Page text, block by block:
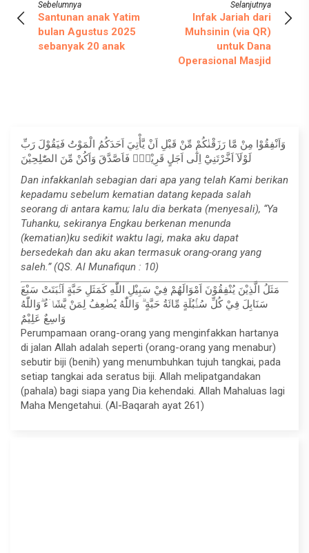
Sebelumnya
Santunan anak Yatim
bulan Agustus 2025
sebanyak 20 anak
Selanjutnya
Infak Jariah dari
Muhsinin (via QR)
untuk Dana
Operasional Masjid
وَاَنْفِقُوْا مِنْ مَّا رَزَقْنٰكُمْ مِّنْ قَبْلِ اَنْ يَّأْتِيَ اَحَدَكُمُ الْمَوْتُ فَيَقُوْلَ رَبِّ
لَوْلَآ اَخَّرْتَنِيْٓ اِلٰٓى اَجَلٍ قَرِيْبٍۚ فَاَصَّدَّقَ وَاَكُنْ مِّنَ الصّٰلِحِيْنَ
Dan infakkanlah sebagian dari apa yang telah Kami berikan
kepadamu sebelum kematian datang kepada salah
seorang di antara kamu; lalu dia berkata (menyesali), “Ya
Tuhanku, sekiranya Engkau berkenan menunda
(kematian)ku sedikit waktu lagi, maka aku dapat
bersedekah dan aku akan termasuk orang-orang yang
saleh.” (QS. Al Munafiqun : 10)
مَثَلُ الَّذِيْنَ يُنْفِقُوْنَ اَمْوَالَهُمْ فِيْ سَبِيْلِ اللّٰهِ كَمَثَلِ حَبَّةٍ اَنْۢبَتَتْ سَبْعَ
سَنَابِلَ فِيْ كُلِّ سُنْۢبُلَةٍ مِّائَةُ حَبَّةٍ ۗ وَاللّٰهُ يُضٰعِفُ لِمَنْ يَّشَاۤءُ ۗوَاللّٰهُ
وَاسِعٌ عَلِيْمٌ
Perumpamaan orang-orang yang menginfakkan hartanya
di jalan Allah adalah seperti (orang-orang yang menabur)
sebutir biji (benih) yang menumbuhkan tujuh tangkai, pada
setiap tangkai ada seratus biji. Allah melipatgandakan
(pahala) bagi siapa yang Dia kehendaki. Allah Mahaluas lagi
Maha Mengetahui. (Al-Baqarah ayat 261)